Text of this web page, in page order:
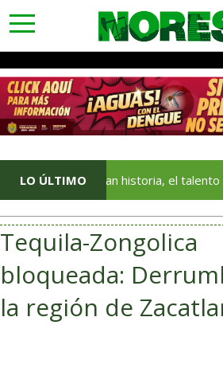
toggle
navigation
LO ÚLTIMO
cuentan historia, el talento local deja
Tequila-Zongolica
bloqueada:
la región de